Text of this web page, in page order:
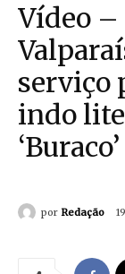
Vídeo
serviço
indo
‘Buraco’
por Redação